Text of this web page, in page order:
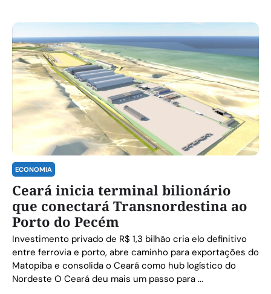
ECONOMIA
Ceará inicia terminal bilionário
que conectará Transnordestina ao
Porto do Pecém
Investimento privado de R$ 1,3 bilhão cria elo definitivo
entre ferrovia e porto, abre caminho para exportações do
Matopiba e consolida o Ceará como hub logístico do
Nordeste O Ceará deu mais um passo para ...